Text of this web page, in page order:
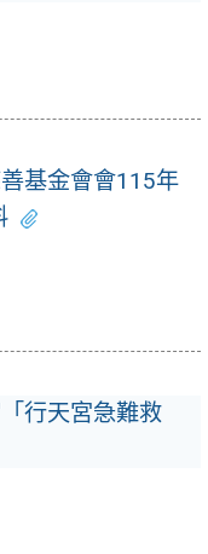
基金會會115年
行天宮急難救